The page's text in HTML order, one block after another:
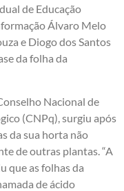
de Educação
Álvaro Melo
e Diogo dos Santos
da folha da
Nacional de
(CNPq), surgiu após
da sua horta não
de outras plantas. “A
que as folhas da
de ácido